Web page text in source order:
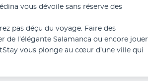
vous dévoile sans réserve des
pas déçu du voyage. Faire des
de l’élégante Salamanca ou encore jouer
vous plonge au cœur d’une ville qui